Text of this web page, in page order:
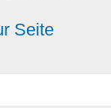
Seite